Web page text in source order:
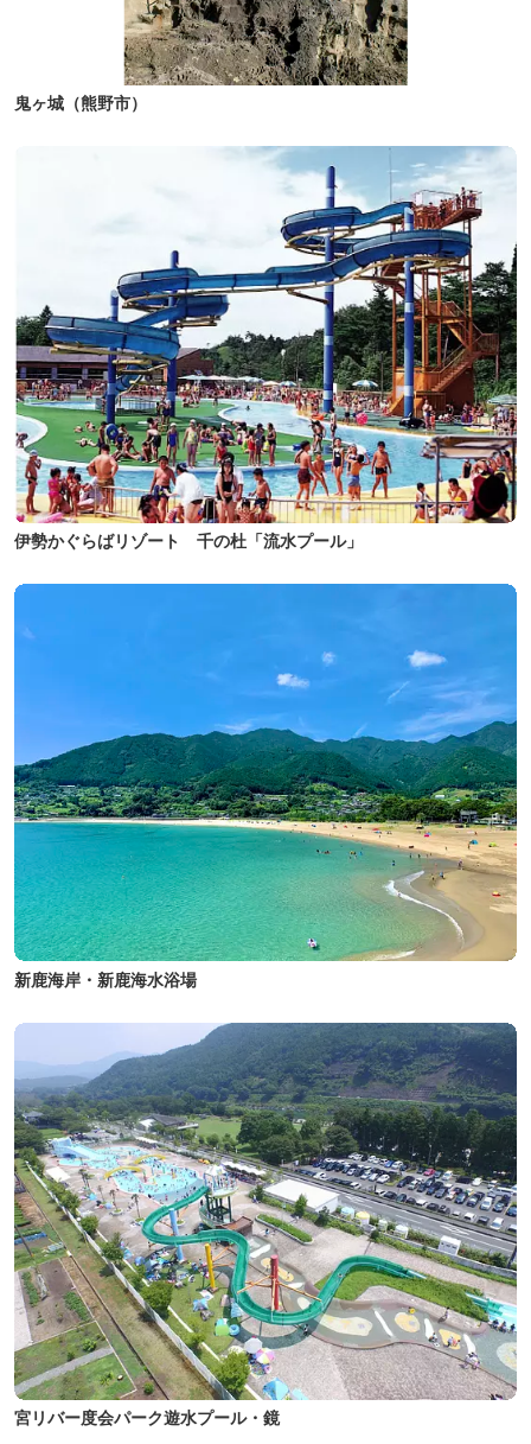
鬼ヶ城（熊野市）
伊勢かぐらばリゾート 千の杜「流水プール」
新鹿海岸・新鹿海水浴場
宮リバー度会パーク遊水プール・鏡